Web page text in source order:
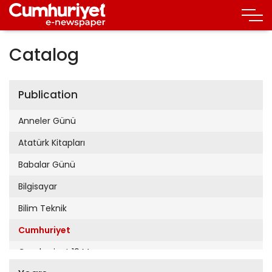
Catalog
Publication
Anneler Günü
Atatürk Kitapları
Babalar Günü
Bilgisayar
Bilim Teknik
Cumhuriyet
Cumhuriyet 19 Mayıs